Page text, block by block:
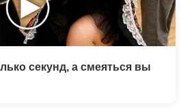
секунд, а смеяться вы